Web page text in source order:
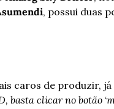
, possui duas
caros de produzir, já
basta clicar no botão ‘